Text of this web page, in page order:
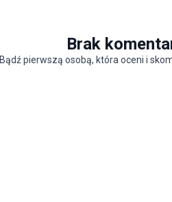
Brak
Bądź pierwszą osobą, która oceni i